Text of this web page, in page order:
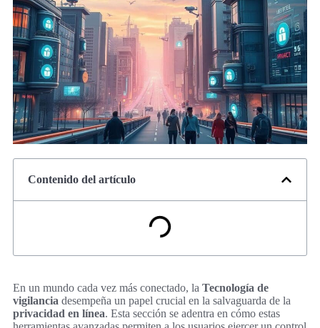
Contenido del artículo
En un mundo cada vez más conectado, la Tecnología de
vigilancia desempeña un papel crucial en la salvaguarda de la
privacidad en línea. Esta sección se adentra en cómo estas